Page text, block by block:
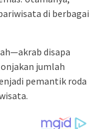
di berbagai
disapa
jumlah
pemantik roda